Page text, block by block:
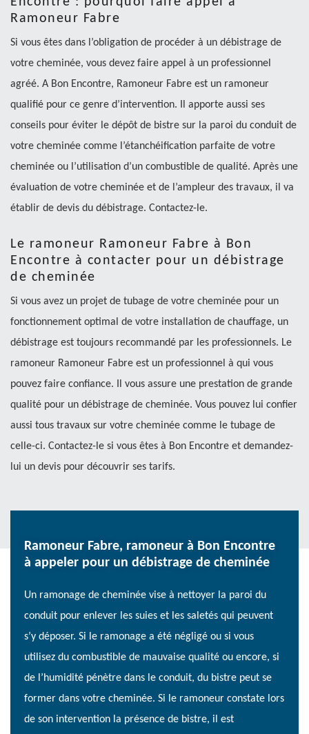
Ramoneur Fabre
Si vous êtes dans l’obligation de procéder à un débistrage de
votre cheminée, vous devez faire appel à un professionnel
agréé. A Bon Encontre, Ramoneur Fabre est un ramoneur
qualifié pour ce genre d’intervention. Il apporte aussi ses
conseils pour éviter le dépôt de bistre sur la paroi du conduit de
votre cheminée comme l’étanchéification parfaite de votre
cheminée ou l’utilisation d’un combustible de qualité. Après une
évaluation de votre cheminée et de l’ampleur des travaux, il va
établir de devis du débistrage. Contactez-le.
Le ramoneur Ramoneur Fabre à Bon
Encontre à contacter pour un débistrage
de cheminée
Si vous avez un projet de tubage de votre cheminée pour un
fonctionnement optimal de votre installation de chauffage, un
débistrage est toujours recommandé par les professionnels. Le
ramoneur Ramoneur Fabre est un professionnel à qui vous
pouvez faire confiance. Il vous assure une prestation de grande
qualité pour un débistrage de cheminée. Vous pouvez lui confier
aussi tous travaux sur votre cheminée comme le tubage de
celle-ci. Contactez-le si vous êtes à Bon Encontre et demandez-
lui un devis pour découvrir ses tarifs.
Ramoneur Fabre, ramoneur à Bon Encontre
à appeler pour un débistrage de cheminée
Un ramonage de cheminée vise à nettoyer la paroi du
conduit pour enlever les suies et les saletés qui peuvent
s’y déposer. Si le ramonage a été négligé ou si vous
utilisez du combustible de mauvaise qualité ou encore, si
de l’humidité pénètre dans le conduit, du bistre peut se
former dans votre cheminée. Si le ramoneur constate lors
de son intervention la présence de bistre, il est